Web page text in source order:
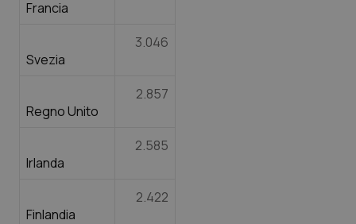
Tumore ovarico
Tumori del Polmone & Testa Collo
Tumori gastrointestinali
Francia
Svezia
3.046
Regno Unito
2.857
Irlanda
2.585
Finlandia
2.422